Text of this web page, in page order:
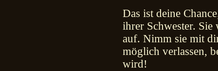
Das ist deine
ihrer Schwester. Sie
auf. Nimm sie mit
möglich verlassen,
wird!